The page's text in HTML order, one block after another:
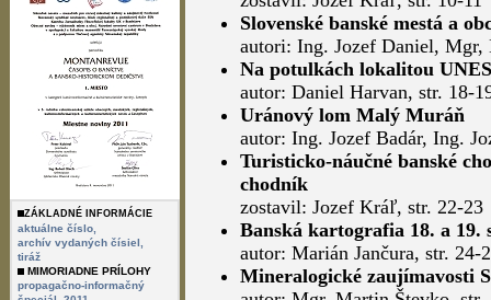
ZÁKLADNÉ INFORMÁCIE
aktuálne číslo,
archív vydaných čísiel,
tiráž
MIMORIADNE PRÍLOHY
propagačno-informačný
Slovenské banské mestá a
autori: Ing. Jozef Daniel, Mgr,
Na potulkách lokalitou
autor: Daniel Harvan, str. 18-
Uránový lom Malý Muráň
autor: Ing. Jozef Badár, Ing.
Turisticko-náučné banské
chodník
zostavil: Jozef Kráľ, str. 22-23
Banská kartografia 18. a
autor: Marián Jančura, str. 24-
Mineralogické zaujímavosti